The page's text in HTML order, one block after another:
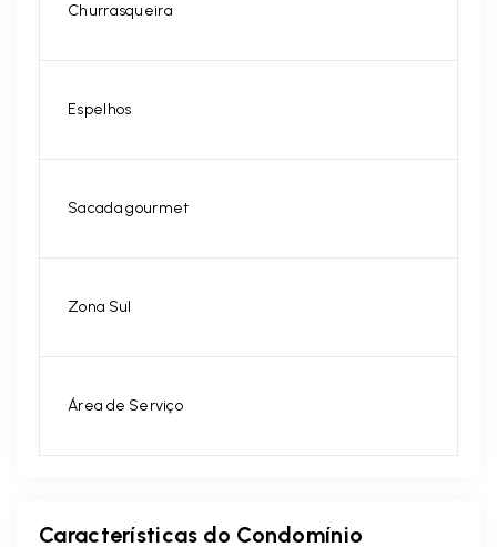
Churrasqueira
Espelhos
Sacada gourmet
Zona Sul
Área de Serviço
Características do Condomínio